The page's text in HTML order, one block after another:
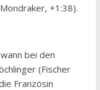
+1:38).
bei den
(Fischer
Französin